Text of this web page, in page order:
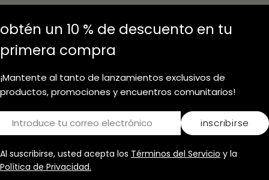
obtén un 10 % de descuento en tu
primera compra
¡Mantente al tanto de lanzamientos exclusivos de
productos, promociones y encuentros comunitarios!
Correo
inscribirse
Al suscribirse, usted acepta los Términos del Servicio y la
Política de Privacidad.